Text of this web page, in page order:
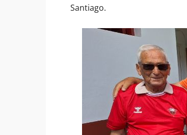
Santiago.